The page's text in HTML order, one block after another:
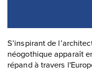
S’inspirant de
néogothique apparaît
répand à travers